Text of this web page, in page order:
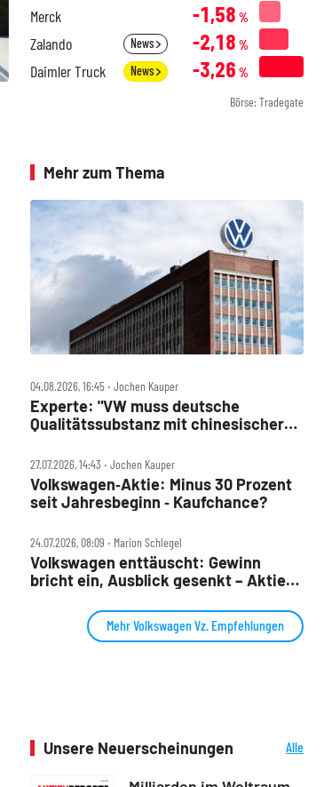
Merck -1,58 %
Zalando News -2,18 %
Daimler Truck News -3,26 %
Börse: Tradegate
Mehr zum Thema
04.08.2026, 16:45 ‧ Jochen Kauper
Experte: "VW muss deutsche
Qualitätssubstanz mit chinesischer
verbinden"
27.07.2026, 14:43 ‧ Jochen Kauper
Volkswagen‑Aktie: Minus 30 Prozent
seit Jahresbeginn ‑ Kaufchance?
24.07.2026, 08:09 ‧ Marion Schlegel
Volkswagen enttäuscht: Gewinn
bricht ein, Ausblick gesenkt – Aktie
Mehr Volkswagen Vz. Empfehlungen
Unsere Neuerscheinungen
Alle